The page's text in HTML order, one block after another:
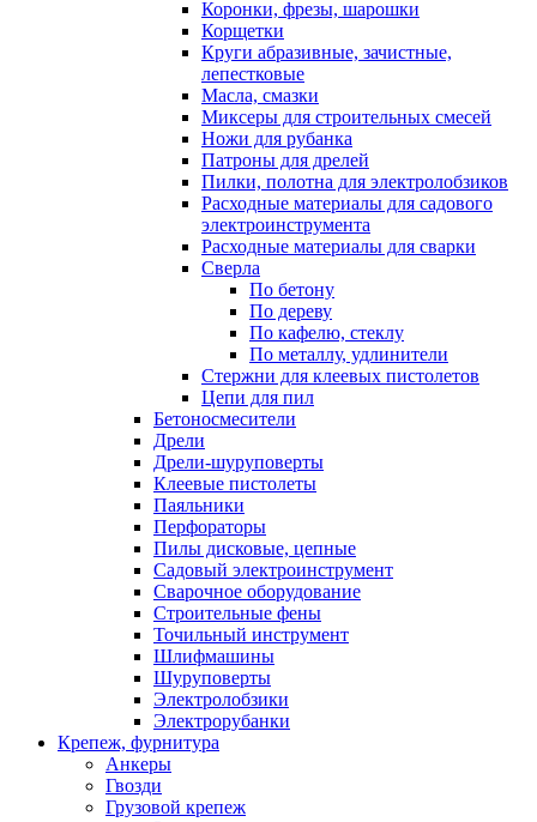
Коронки, фрезы, шарошки
Корщетки
Круги абразивные, зачистные,
лепестковые
Масла, смазки
Миксеры для строительных смесей
Ножи для рубанка
Патроны для дрелей
Пилки, полотна для электролобзиков
Расходные материалы для садового
электроинструмента
Расходные материалы для сварки
Сверла
По бетону
По дереву
По кафелю, стеклу
По металлу, удлинители
Стержни для клеевых пистолетов
Цепи для пил
Бетоносмесители
Дрели
Дрели-шуруповерты
Клеевые пистолеты
Паяльники
Перфораторы
Пилы дисковые, цепные
Садовый электроинструмент
Сварочное оборудование
Строительные фены
Точильный инструмент
Шлифмашины
Шуруповерты
Электролобзики
Электрорубанки
Крепеж, фурнитура
Анкеры
Гвозди
Грузовой крепеж